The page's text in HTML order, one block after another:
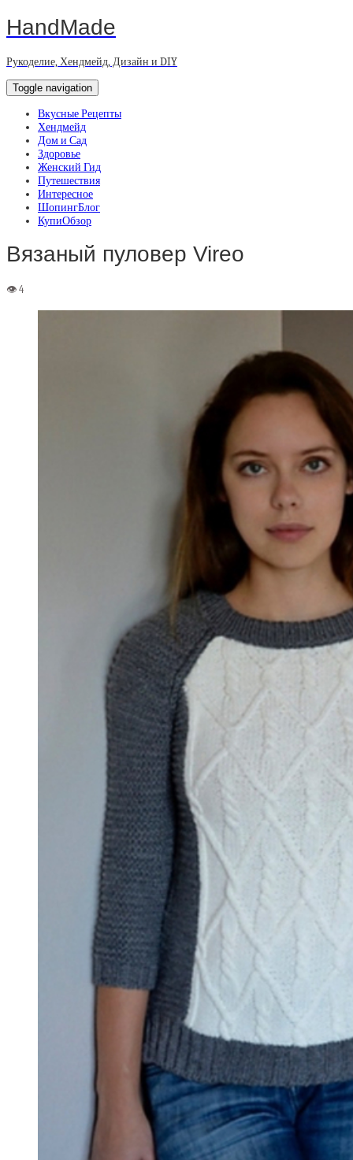
HandMade
Рукоделие, Хендмейд, Дизайн и DIY
Toggle navigation
Вкусные Рецепты
Хендмейд
Дом и Сад
Здоровье
Женский Гид
Путешествия
Интересное
ШопингБлог
КупиОбзор
Вязаный пуловер Vireo